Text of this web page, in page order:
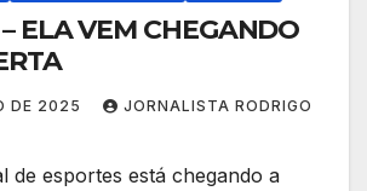
ELA VEM CHEGANDO
DE 2025
JORNALISTA RODRIGO
de esportes está chegando a